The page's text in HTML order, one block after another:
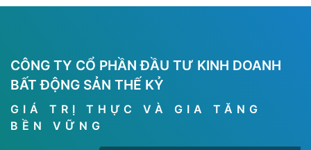
CÔNG TY CỔ PHẦN ĐẦU TƯ KINH DOANH
BẤT ĐỘNG SẢN THẾ KỶ
GIÁ TRỊ THỰC VÀ GIA TĂNG
BỀN VỮNG